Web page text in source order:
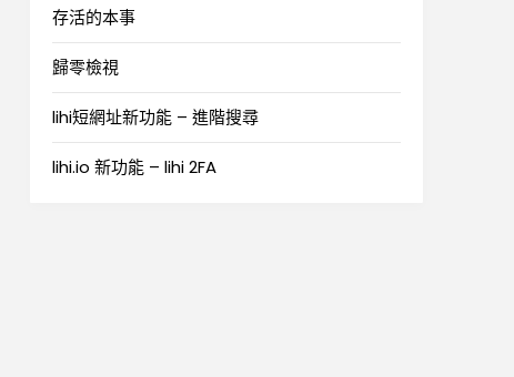
存活的本事
歸零檢視
lihi短網址新功能 – 進階搜尋
lihi.io 新功能 – lihi 2FA